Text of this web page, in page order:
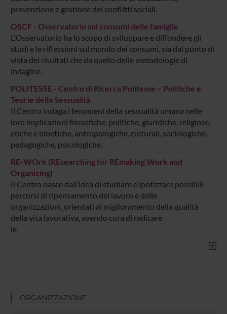
prevenzione e gestione dei conflitti sociali.
OSCF - Osservatorio sui consumi delle famiglie
L'Osservatorio ha lo scopo di sviluppare e diffondere gli
studi e le riflessioni sul mondo dei consumi, sia dal punto di
vista dei risultati che da quello delle metodologie di
indagine.
POLITESSE - Centro di Ricerca Politesse – Politiche e
Teorie della Sessualità
Il Centro indaga i fenomeni della sessualità umana nelle
loro implicazioni filosofiche, politiche, giuridiche, religiose,
etiche e bioetiche, antropologiche, culturali, sociologiche,
pedagogiche, psicologiche.
RE-WOrk (REsearching for REmaking Work and
Organizing)
Il Centro nasce dall’idea di studiare e ipotizzare possibili
percorsi di ripensamento del lavoro e delle
organizzazioni, orientati al miglioramento della qualità
della vita lavorativa, avendo cura di radicare
le
ORGANIZZAZIONE